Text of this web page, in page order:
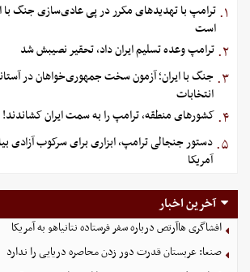
۱. ترامپ با تهدیدهای مکرر در پی عادی‌سازی جنگ با
است
۲. ترامپ وعده تسلیم ایران داد، تحقیر نصیبش شد
۳. جنگ با ایران؛ آزمون سخت جمهوری‌خواهان در
انتخابات
۴. کشورهای منطقه، ترامپ را به سمت ایران کشاندند!
۵. دستور جنجالی ترامپ، ابزاری برای سرکوب آزادی
آمریکا
آخرین اخبار
افشاگری هاآرتص درباره سفر فرستاده نتانیاهو به آمریکا
صنعا: عربستان قدرت دور زدن محاصره دریایی را ندارد